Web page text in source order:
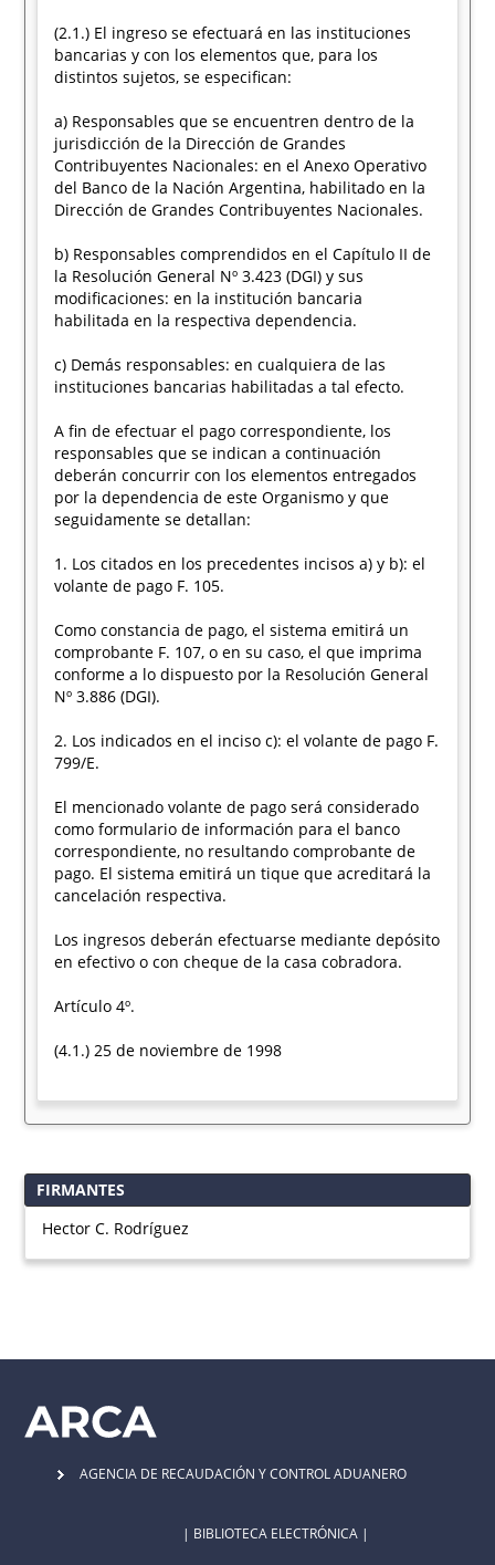
(2.1.) El ingreso se efectuará en las instituciones
bancarias y con los elementos que, para los
distintos sujetos, se especifican:
a) Responsables que se encuentren dentro de la
jurisdicción de la Dirección de Grandes
Contribuyentes Nacionales: en el Anexo Operativo
del Banco de la Nación Argentina, habilitado en la
Dirección de Grandes Contribuyentes Nacionales.
b) Responsables comprendidos en el Capítulo II de
la Resolución General Nº 3.423 (DGI) y sus
modificaciones: en la institución bancaria
habilitada en la respectiva dependencia.
c) Demás responsables: en cualquiera de las
instituciones bancarias habilitadas a tal efecto.
A fin de efectuar el pago correspondiente, los
responsables que se indican a continuación
deberán concurrir con los elementos entregados
por la dependencia de este Organismo y que
seguidamente se detallan:
1. Los citados en los precedentes incisos a) y b): el
volante de pago F. 105.
Como constancia de pago, el sistema emitirá un
comprobante F. 107, o en su caso, el que imprima
conforme a lo dispuesto por la Resolución General
Nº 3.886 (DGI).
2. Los indicados en el inciso c): el volante de pago F.
799/E.
El mencionado volante de pago será considerado
como formulario de información para el banco
correspondiente, no resultando comprobante de
pago. El sistema emitirá un tique que acreditará la
cancelación respectiva.
Los ingresos deberán efectuarse mediante depósito
en efectivo o con cheque de la casa cobradora.
Artículo 4º.
(4.1.) 25 de noviembre de 1998
FIRMANTES
Hector C. Rodríguez
AGENCIA DE RECAUDACIÓN Y CONTROL ADUANERO
| BIBLIOTECA ELECTRÓNICA |